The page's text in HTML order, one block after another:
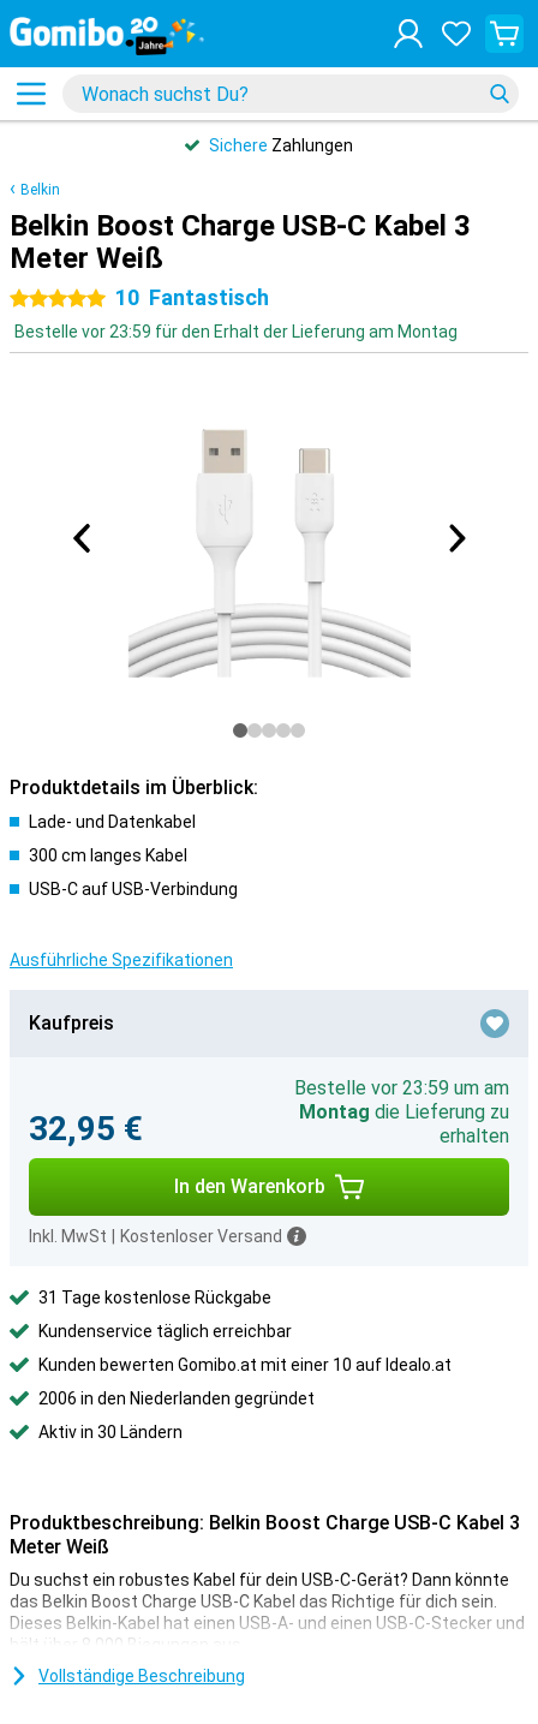
Sichere Zahlungen
Belkin
Belkin Boost Charge USB-C Kabel 3
Meter Weiß
5 Sterne10 Fantastisch
Bestelle vor 23:59 für den Erhalt der Lieferung am Montag
Produktdetails im Überblick:
Lade- und Datenkabel
300 cm langes Kabel
USB-C auf USB-Verbindung
Ausführliche Spezifikationen
Kaufpreis
32,95 €
Bestelle vor 23:59 um am
Montag die Lieferung zu
erhalten
In den Warenkorb
Inkl. MwSt Kostenloser Versand
31 Tage kostenlose Rückgabe
Kundenservice täglich erreichbar
Kunden bewerten Gomibo.at mit einer 10 auf Idealo.at
2006 in den Niederlanden gegründet
Aktiv in 30 Ländern
Produktbeschreibung: Belkin Boost Charge USB-C Kabel 3
Meter Weiß
Du suchst ein robustes Kabel für dein USB-C-Gerät? Dann könnte
das Belkin Boost Charge USB-C Kabel das Richtige für dich sein.
Dieses Belkin-Kabel hat einen USB-A- und einen USB-C-Stecker und
hält über 8.000 Biegungen aus.
Dieses USB-C-Kabel wird zum Aufladen deines Geräts und zur
Vollständige Beschreibung